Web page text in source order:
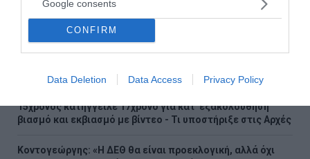
Google consents
CONFIRM
Data Deletion Data Access Privacy Policy
ειδήσεις
Ροή ειδήσεων
15χρονος κατήγγειλε 17χρονο για κατ' εξακολούθηση
βιασμό και εκβιασμό με βίντεο - Τι υποστήριξε στις Αρχές
Κοντογεώργης: «Η ΔΕΘ θα είναι προεκλογική, αλλά όχι